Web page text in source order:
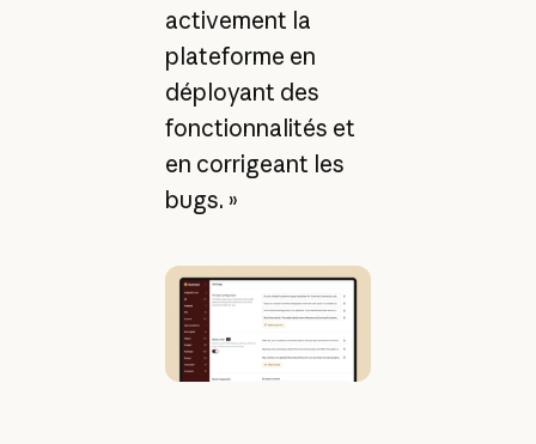
activement la
plateforme en
déployant des
fonctionnalités et
en corrigeant les
bugs. »